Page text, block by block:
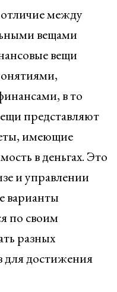
между
вещами
вещи
в то
представляют
имеющие
в деньгах. Это
и управлении
варианты
по своим
разных
для достижения